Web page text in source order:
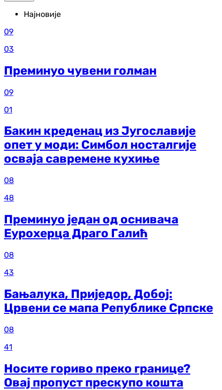
Најновије
09
03
Преминуо чувени голман
09
01
Бакин креденац из Југославије
опет у моди: Симбол носталгије
осваја савремене кухиње
08
48
Преминуо један од оснивача
Еурохерца Драго Галић
08
43
Бањалука, Приједор, Добој:
Црвени се мапа Републике Српске
08
41
Носите гориво преко границе?
Овај пропуст прескупо кошта